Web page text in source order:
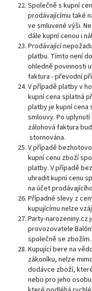
Společně s kupní
prodávajícímu také
ve smluvené výši.
dále kupní cenou i
Prodávající
platbu. Tímto není
ohledně povinnosti
faktura - převodní
V případě platby v
kupní cena splatná
platby je kupní cena
smlouvy. Po
zálohová faktura
stornována.
V případě
kupní cenu zboží
platby. V případě
uhradit kupní cenu
na účet
Případné slevy z
kupujícímu nelze
Party-narozeniny.cz
provozovatele
společně se zbožím.
Kupující bere na
zákoníku, nelze
dodávce zboží,
nebo pro jeho